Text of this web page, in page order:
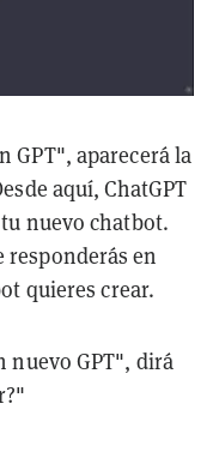
GPT", aparecerá la
aquí, ChatGPT
nuevo chatbot.
responderás en
quieres crear.
nuevo GPT", dirá